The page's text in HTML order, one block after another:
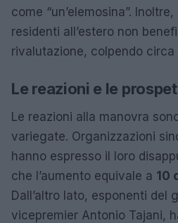
come “un’elemosina”.
residenti all’estero non
rivalutazione, colpendo circa
Le reazioni e le
Le reazioni alla manovra
variegate. Organizzazioni
hanno espresso il loro
che l’aumento equivale a 10
Dall’altro lato, esponenti del
vicepremier Antonio Tajani,